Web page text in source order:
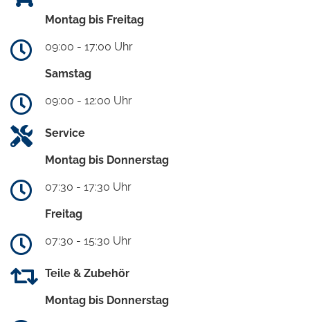
Montag bis Freitag
09:00 - 17:00 Uhr
Samstag
09:00 - 12:00 Uhr
Service
Montag bis Donnerstag
07:30 - 17:30 Uhr
Freitag
07:30 - 15:30 Uhr
Teile & Zubehör
Montag bis Donnerstag